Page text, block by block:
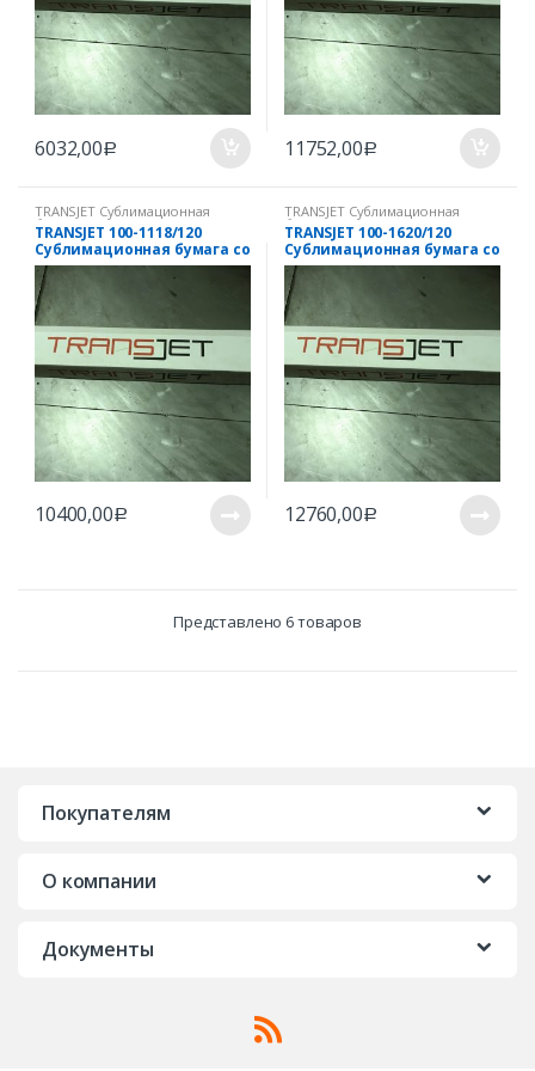
6032,00Р 11752,00Р
TRANSJET Cублимационная
бумага
TRANSJET 100-1118/120
Cублимационная бумага со
специальным клеящим
слоем Sticky
10400,00Р
TRANSJET Cублимационная
бумага
TRANSJET 100-1620/120
Cублимационная бумага со
специальным клеящим
слоем Sticky
12760,00Р
Представлено 6 товаров
Покупателям
О компании
Документы